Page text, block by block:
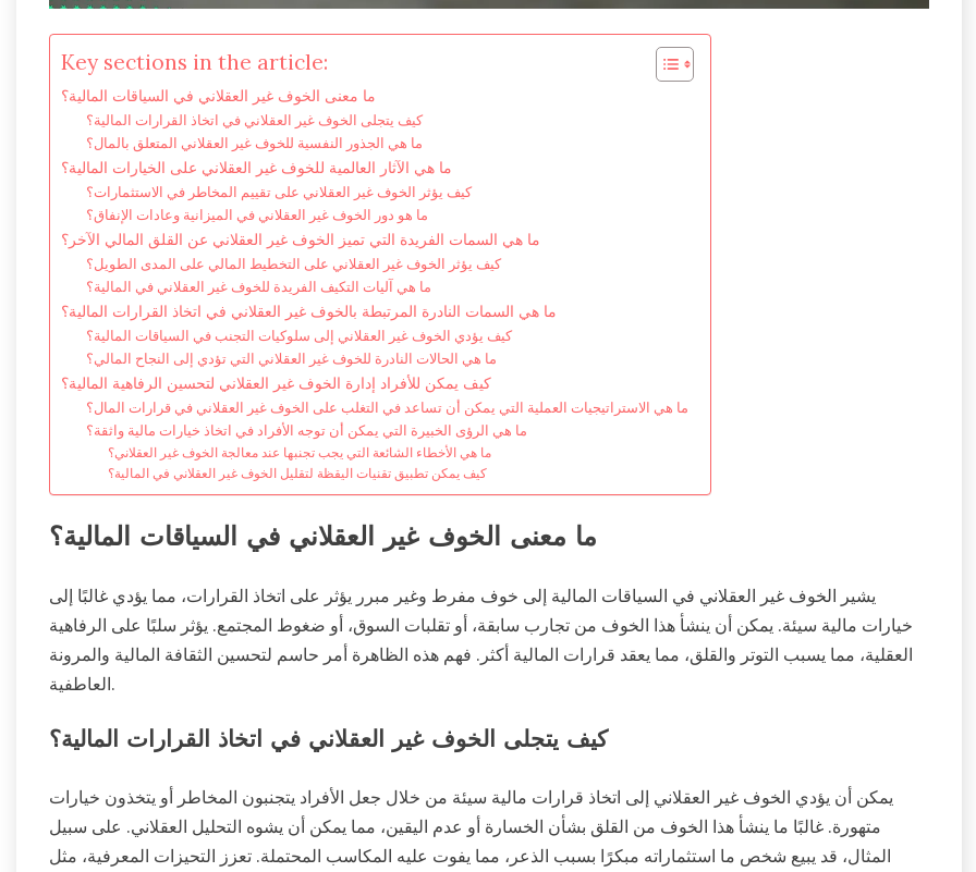
Key sections in the article:
ما معنى الخوف غير العقلاني في السياقات المالية؟
كيف يتجلى الخوف غير العقلاني في اتخاذ القرارات المالية؟
ما هي الجذور النفسية للخوف غير العقلاني المتعلق بالمال؟
ما هي الآثار العالمية للخوف غير العقلاني على الخيارات المالية؟
كيف يؤثر الخوف غير العقلاني على تقييم المخاطر في الاستثمارات؟
ما هو دور الخوف غير العقلاني في الميزانية وعادات الإنفاق؟
ما هي السمات الفريدة التي تميز الخوف غير العقلاني عن القلق المالي الآخر؟
كيف يؤثر الخوف غير العقلاني على التخطيط المالي على المدى الطويل؟
ما هي آليات التكيف الفريدة للخوف غير العقلاني في المالية؟
ما هي السمات النادرة المرتبطة بالخوف غير العقلاني في اتخاذ القرارات المالية؟
كيف يؤدي الخوف غير العقلاني إلى سلوكيات التجنب في السياقات المالية؟
ما هي الحالات النادرة للخوف غير العقلاني التي تؤدي إلى النجاح المالي؟
كيف يمكن للأفراد إدارة الخوف غير العقلاني لتحسين الرفاهية المالية؟
ما هي الاستراتيجيات العملية التي يمكن أن تساعد في التغلب على الخوف غير العقلاني في قرارات المال؟
ما هي الرؤى الخبيرة التي يمكن أن توجه الأفراد في اتخاذ خيارات مالية واثقة؟
ما هي الأخطاء الشائعة التي يجب تجنبها عند معالجة الخوف غير العقلاني؟
كيف يمكن تطبيق تقنيات اليقظة لتقليل الخوف غير العقلاني في المالية؟
ما معنى الخوف غير العقلاني في السياقات المالية؟
يشير الخوف غير العقلاني في السياقات المالية إلى خوف مفرط وغير مبرر يؤثر على اتخاذ القرارات، مما يؤدي غالبًا إلى
خيارات مالية سيئة. يمكن أن ينشأ هذا الخوف من تجارب سابقة، أو تقلبات السوق، أو ضغوط المجتمع. يؤثر سلبًا على الرفاهية
العقلية، مما يسبب التوتر والقلق، مما يعقد قرارات المالية أكثر. فهم هذه الظاهرة أمر حاسم لتحسين الثقافة المالية والمرونة
العاطفية.
كيف يتجلى الخوف غير العقلاني في اتخاذ القرارات المالية؟
يمكن أن يؤدي الخوف غير العقلاني إلى اتخاذ قرارات مالية سيئة من خلال جعل الأفراد يتجنبون المخاطر أو يتخذون خيارات
متهورة. غالبًا ما ينشأ هذا الخوف من القلق بشأن الخسارة أو عدم اليقين، مما يمكن أن يشوه التحليل العقلاني. على سبيل
المثال، قد يبيع شخص ما استثماراته مبكرًا بسبب الذعر، مما يفوت عليه المكاسب المحتملة. تعزز التحيزات المعرفية، مثل